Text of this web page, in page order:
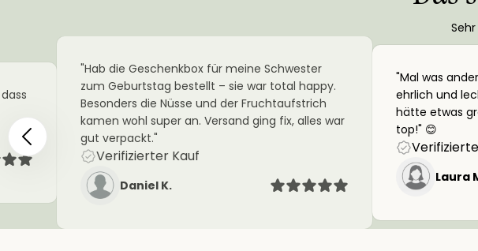
"Hab die Geschenkbox für meine Schwester
zum Geburtstag bestellt – sie war total happy.
Besonders die Nüsse und der Fruchtaufstrich
kamen wohl super an. Versand ging fix, alles war
gut verpackt."
Verifizierter Kauf
Daniel K.
"Mal was
ehrlich und
hätte etwas
top!" 😊
Laura